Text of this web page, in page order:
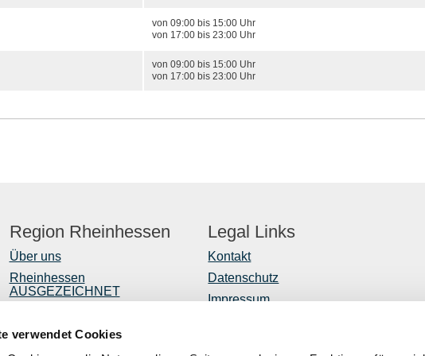
verwendet Cookies
von 09:00 bis 15:00 Uhr
von 17:00 bis 23:00 Uhr
von 09:00 bis 15:00 Uhr
von 17:00 bis 23:00 Uhr
Region Rheinhessen
Über uns
Rheinhessen
AUSGEZEICHNET
Shop
Legal Links
Kontakt
Datenschutz
Impressum